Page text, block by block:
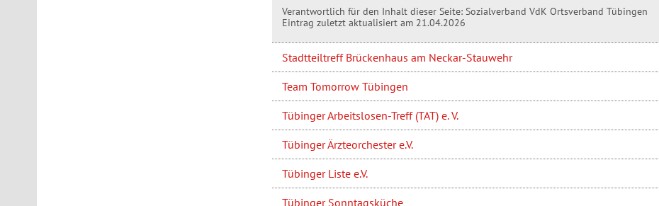
Verantwortlich für den Inhalt dieser Seite: Sozialverband VdK Ortsverband Tübingen
Eintrag zuletzt aktualisiert am 21.04.2026
Stadtteiltreff Brückenhaus am Neckar-Stauwehr
Team Tomorrow Tübingen
Tübinger Arbeitslosen-Treff (TAT) e. V.
Tübinger Ärzteorchester e.V.
Tübinger Liste e.V.
Tübinger Sonntagsküche